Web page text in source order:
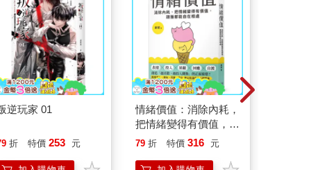
逆玩家 01
折 特價 253 元
情緒價值：消除內耗，
把情緒變得有價值，跟
誰都能自在相處
79 折 特價 316 元